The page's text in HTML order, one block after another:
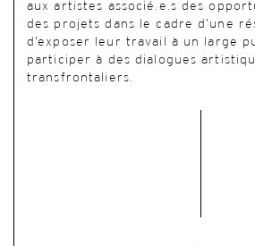
aux artistes associé.e.s des
des projets dans le cadre d’une
d’exposer leur travail à un large
participer à des dialogues
transfrontaliers.